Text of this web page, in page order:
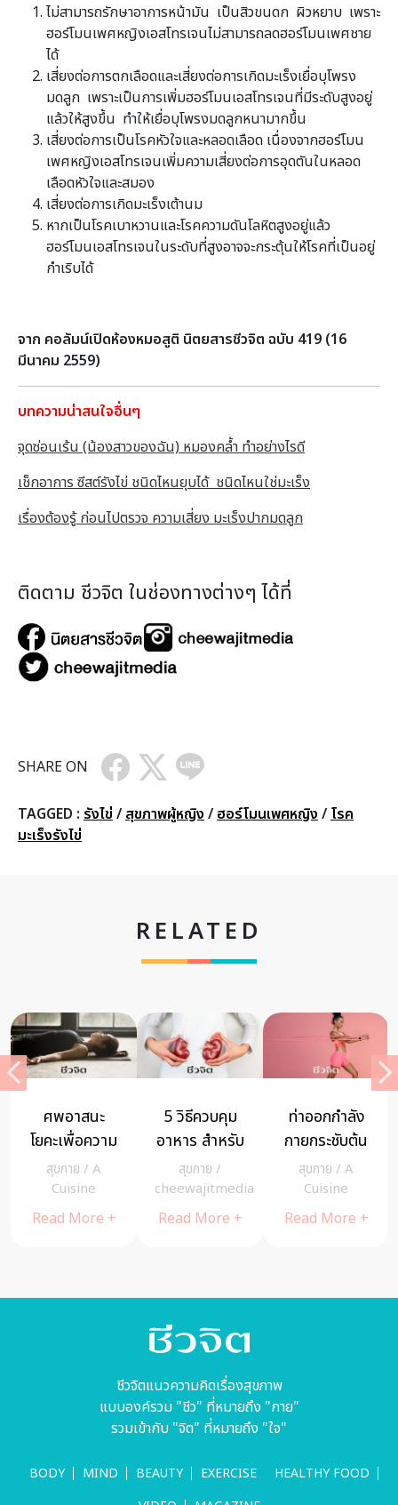
ไม่สามารถรักษาอาการหน้ามัน เป็นสิวขนดก ผิวหยาบ เพราะ
ฮอร์โมนเพศหญิงเอสโทรเจนไม่สามารถลดฮอร์โมนเพศชาย
ได้
เสี่ยงต่อการตกเลือดและเสี่ยงต่อการเกิดมะเร็งเยื่อบุโพรง
มดลูก เพราะเป็นการเพิ่มฮอร์โมนเอสโทรเจนที่มีระดับสูงอยู่
แล้วให้สูงขึ้น ทำให้เยื่อบุโพรงมดลูกหนามากขึ้น
เสี่ยงต่อการเป็นโรคหัวใจและหลอดเลือด เนื่องจากฮอร์โมน
เพศหญิงเอสโทรเจนเพิ่มความเสี่ยงต่อการอุดตันในหลอด
เลือดหัวใจและสมอง
เสี่ยงต่อการเกิดมะเร็งเต้านม
หากเป็นโรคเบาหวานและโรคความดันโลหิตสูงอยู่แล้ว
ฮอร์โมนเอสโทรเจนในระดับที่สูงอาจจะกระตุ้นให้โรคที่เป็นอยู่
กำเริบได้
จาก คอลัมน์เปิดห้องหมอสูติ นิตยสารชีวจิต ฉบับ 419 (16
มีนาคม 2559)
บทความน่าสนใจอื่นๆ
จุดซ่อนเร้น (น้องสาวของฉัน) หมองคล้ำ ทำอย่างไรดี
เช็กอาการ ซีสต์รังไข่ ชนิดไหนยุบได้ ชนิดไหนใช่มะเร็ง
เรื่องต้องรู้ ก่อนไปตรวจ ความเสี่ยง มะเร็งปากมดลูก
ติดตาม ชีวจิต ในช่องทางต่างๆ ได้ที่
SHARE ON
TAGGED : รังไข่ / สุขภาพผู้หญิง / ฮอร์โมนเพศหญิง / โรค
มะเร็งรังไข่
RELATED
ศพอาสนะ
โยคะเพื่อความ
ผ่อนคลาย
สุขกาย/A
Cuisine
Read More +
5 วิธีควบคุม
อาหาร สำหรับ
ผู้ป่วยโรคไตที่
เป็นเบาหวาน
สุขกาย/
cheewajitmedia
Read More +
ท่าออกกำลัง
กายกระชับต้น
แขน 4 ท่า+1
คลิป เฟิร์มจริง
สุขกาย/A
Cuisine
Read More +
ชีวจิตแนวความคิดเรื่องสุขภาพ
แบบองค์รวม "ชีว" ที่หมายถึง "กาย"
รวมเข้ากับ "จิต" ที่หมายถึง "ใจ"
BODY MIND BEAUTY EXERCISE
HEALTHY FOOD